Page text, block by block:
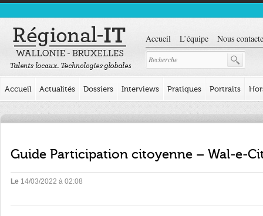
Accueil L’équipe Nous
Accueil Actualités Dossiers Interviews Pratiques Portraits
Guide Participation citoyenne – Wal-e-
Le 14/03/2022 à 02:08